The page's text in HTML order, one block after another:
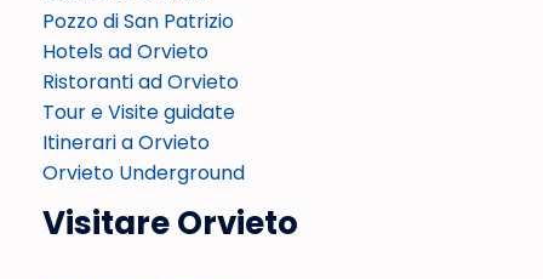
Pozzo di San Patrizio
Hotels ad Orvieto
Ristoranti ad Orvieto
Tour e Visite guidate
Itinerari a Orvieto
Orvieto Underground
Visitare Orvieto